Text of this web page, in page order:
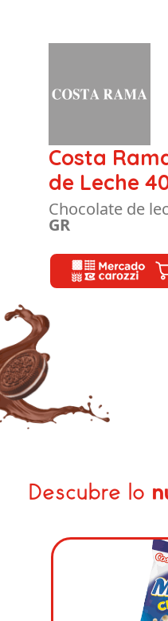
Costa
de Leche
Chocolate de
GR
Descubre lo